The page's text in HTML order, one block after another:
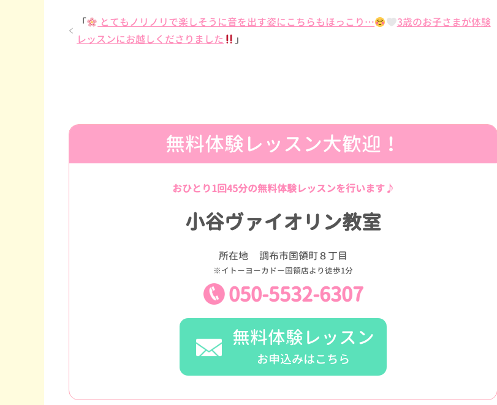
「 とてもノリノリで楽しそうに音を出す姿にこちらもほっこり…
3歳のお子さまが体験
レッスンにお越しくださりました
」
無料体験レッスン大歓迎！
おひとり1回45分の無料体験レッスンを行います♪
小谷ヴァイオリン教室
所在地 調布市国領町８丁目
※イトーヨーカドー国領店より徒歩1分
050-5532-6307
無料体験レッスン
お申込みはこちら